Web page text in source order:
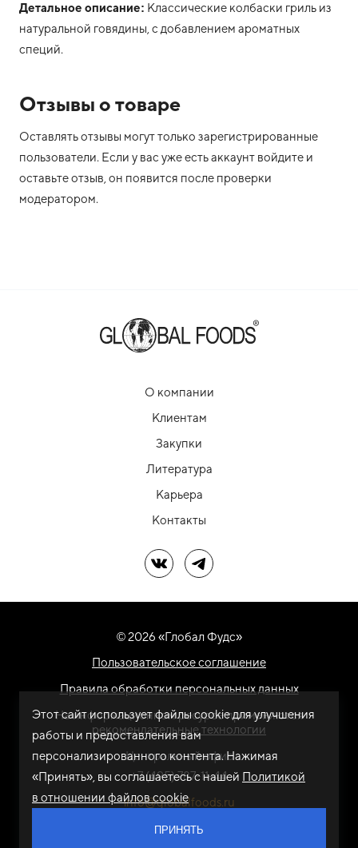
Детальное описание: Классические колбаски гриль из
натуральной говядины, с добавлением ароматных
специй.
Отзывы о товаре
Оставлять отзывы могут только зарегистрированные
пользователи. Если у вас уже есть аккаунт войдите и
оставьте отзыв, он появится после проверки
модератором.
О компании
Клиентам
Закупки
Литература
Карьера
Контакты
Мы в ВКМы в Telegram
© 2026 «Глобал Фудс»
Пользовательское соглашение
Правила обработки персональных данных
На информационном ресурсе применяются
рекомендательные технологии
Центральный офис
+7 (495) 787-11-44
info@globalfoods.ru
Этот сайт использует файлы cookie для улучшения
работы и предоставления вам
персонализированного контента. Нажимая
«Принять», вы соглашаетесь с нашей Политикой
в отношении файлов cookie
ПРИНЯТЬ